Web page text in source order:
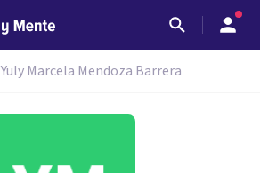
Yuly Marcela Mendoza Barrera